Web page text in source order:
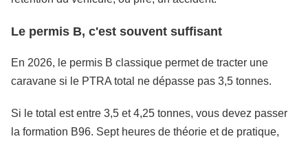
Le permis B, c'est souvent suffisant
En 2026, le permis B classique permet de tracter une
caravane si le PTRA total ne dépasse pas 3,5 tonnes.
Si le total est entre 3,5 et 4,25 tonnes, vous devez passer
la formation B96. Sept heures de théorie et de pratique,